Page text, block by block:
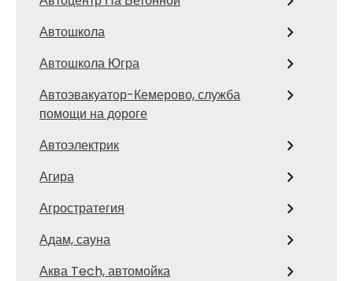
Автошкола
Автошкола Югра
Автоэвакуатор-Кемерово, служба
помощи на дороге
Автоэлектрик
Агира
Агростратегия
Адам, сауна
Аква Tech, автомойка